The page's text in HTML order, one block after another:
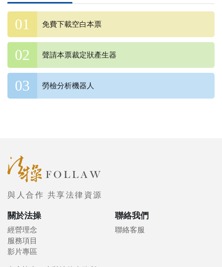
免費下載空白本票
聲請本票裁定狀產生器
勞檢分析機器人
與人合作 共享法律資源
關於法操
經營理念
服務項目
影片專區
聯絡我們
聯絡客服